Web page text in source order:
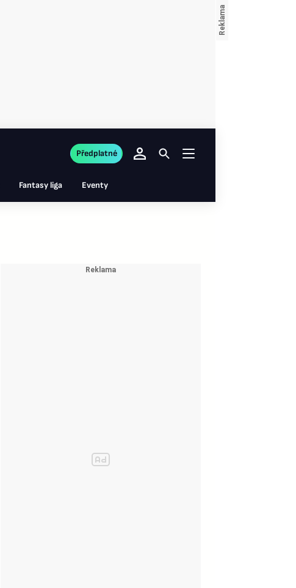
Fantasy liga Eventy
Předplatné